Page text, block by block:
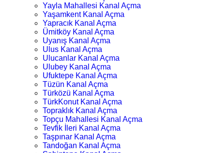
Yayla Mahallesi Kanal Açma
Yaşamkent Kanal Açma
Yapracık Kanal Açma
Ümitköy Kanal Açma
Uyanış Kanal Açma
Ulus Kanal Açma
Ulucanlar Kanal Açma
Ulubey Kanal Açma
Ufuktepe Kanal Açma
Tüzün Kanal Açma
Türközü Kanal Açma
TürkKonut Kanal Açma
Topraklık Kanal Açma
Topçu Mahallesi Kanal Açma
Tevfik İleri Kanal Açma
Taşpınar Kanal Açma
Tandoğan Kanal Açma